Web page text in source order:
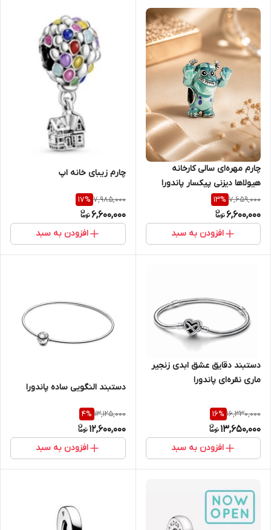
چارم مهره‌ای سالی کارخانه
هیولا‌ها دیزنی پیکسار پاندورا
7,659,000
13%
6,600,000
افزودن به سبد
چارم زیبای خانه اپ
7,985,000
17%
6,600,000
افزودن به سبد
دستبند دقایق عشق ابدی زنجیر
ماری نقره‌ای پاندورا
16,330,000
16%
13,650,000
افزودن به سبد
دستبند النگویی ساده پاندورا
13,125,000
4%
12,600,000
افزودن به سبد